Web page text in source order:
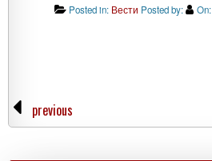
Posted in: Вести Posted by: On:
previous